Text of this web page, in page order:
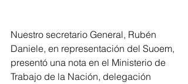
Nuestro secretario General, Rubén
Daniele, en representación del Suoem,
presentó una nota en el Ministerio de
Trabajo de la Nación, delegación